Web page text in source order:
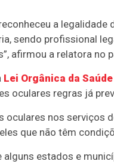
a
sendo profissional
afirmou a relatora no
Lei Orgânica da Saúde
oculares regras já
oculares nos serviços
que não têm
estados e